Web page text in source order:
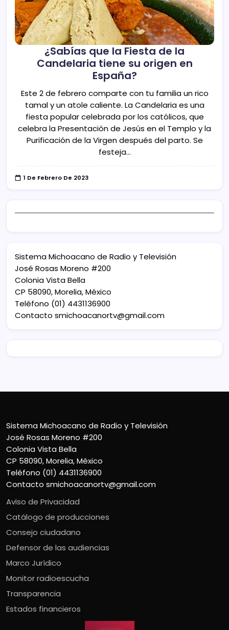
¿Sabías que la Fiesta de la
Candelaria tiene su origen en
España?
Este 2 de febrero comparte con tu familia un rico
tamal y un atole caliente. La Candelaria es una
fiesta popular celebrada por los católicos, que
celebra la Presentación de Jesús en el Templo y la
Purificación de la Virgen después del parto. Se
festeja…
1 De Febrero De 2023
Sistema Michoacano de Radio y Televisión
José Rosas Moreno #200
Colonia Vista Bella
CP 58090, Morelia, México
Teléfono (01) 4431136900
Contacto smichoacanortv@gmail.com
Sistema Michoacano de Radio y Televisión
José Rosas Moreno #200
Colonia Vista Bella
CP 58090, Morelia, México
Teléfono (01) 4431136900
Contacto smichoacanortv@gmail.com
Aviso de Privacidad
Catálogo de producciones
Consejo ciudadano
Defensor de las audiencias
Marco Jurídico
Monitor radioescucha
Transparencia
Estados financieros